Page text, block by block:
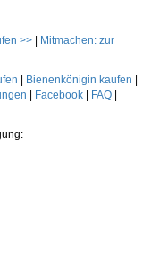
>>
Mitmachen: zur
Bienenkönigin kaufen
Facebook FAQ